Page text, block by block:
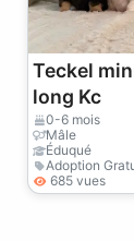
Teckel
long Kc
0-6 mois
Mâle
Éduqué
Adoption
685 vues